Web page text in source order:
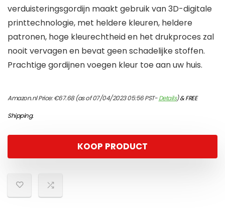
verduisteringsgordijn maakt gebruik van 3D-digitale
printtechnologie, met heldere kleuren, heldere
patronen, hoge kleurechtheid en het drukproces zal
nooit vervagen en bevat geen schadelijke stoffen.
Prachtige gordijnen voegen kleur toe aan uw huis.
Amazon.nl Price:€67.68(as of 07/04/2023 05:56 PST-Details)&FREE
Shipping.
KOOP PRODUCT